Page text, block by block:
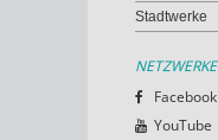
Stadtwerke
NETZWERKE
Facebook
YouTube